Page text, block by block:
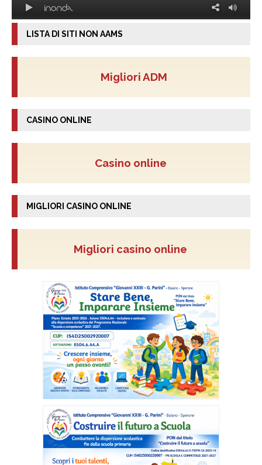
LISTA DI SITI NON AAMS
Migliori ADM
CASINO ONLINE
Casino online
MIGLIORI CASINO ONLINE
Migliori casino online